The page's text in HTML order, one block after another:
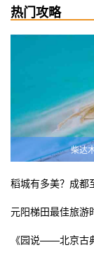
热门攻略
柴达
稻城有多美？成都
元阳梯田最佳旅游